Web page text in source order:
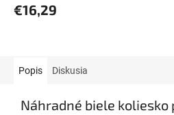
€16,29
Popis Diskusia
Náhradné biele koliesko